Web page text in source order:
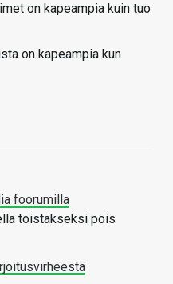
on kapeampia kuin tuo
on kapeampia kun
foorumilla
toistakseksi pois